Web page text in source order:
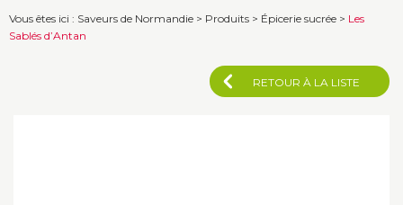
Vous êtes ici : Saveurs de Normandie > Produits > Épicerie sucrée > Les
Sablés d’Antan
RETOUR À LA LISTE